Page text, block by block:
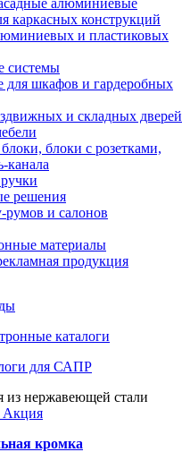
алюминиевые
каркасных конструкций
и пластиковых
системы
для шкафов и гардеробных
и складных дверей
блоки с розетками,
канала
решения
румов и салонов
материалы
продукция
каталоги
для САПР
кромка